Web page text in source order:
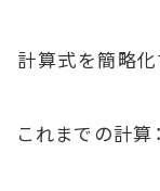
計算式を簡略化
これまでの計算